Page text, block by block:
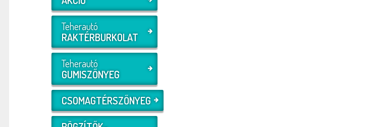
Teherautó
RAKTÉRBURKOLAT
Teherautó
GUMISZŐNYEG
CSOMAGTÉRSZŐNYEG